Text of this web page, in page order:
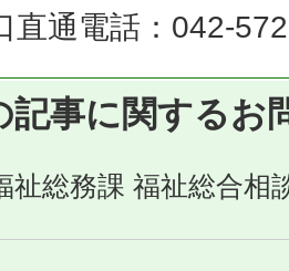
直通電話：042-
記事に関するお
祉総務課 福祉総合相